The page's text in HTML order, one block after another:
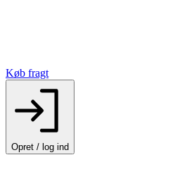
Køb fragt
Opret / log ind